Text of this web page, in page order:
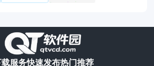
服务快速发布热门推荐